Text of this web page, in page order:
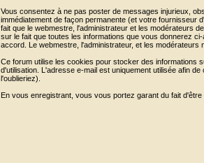
Vous consentez à ne pas poster de messages injurieux,
immédiatement de façon permanente (et votre fournisseur
fait que le webmestre, l'administrateur et les modérateurs
sur le fait que toutes les informations que vous donnerez
accord. Le webmestre, l'administrateur, et les
Ce forum utilise les cookies pour stocker des informations
d'utilisation. L'adresse e-mail est uniquement utilisée afin
l'oublieriez).
En vous enregistrant, vous vous portez garant du fait